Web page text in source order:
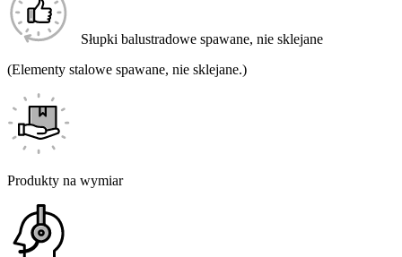
Słupki balustradowe spawane, nie sklejane
(Elementy stalowe spawane, nie sklejane.)
Produkty na wymiar